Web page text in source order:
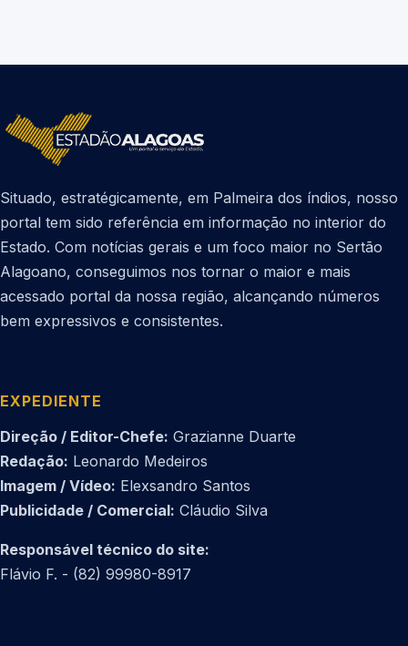
Situado, estratégicamente, em Palmeira dos índios, nosso
portal tem sido referência em informação no interior do
Estado. Com notícias gerais e um foco maior no Sertão
Alagoano, conseguimos nos tornar o maior e mais
acessado portal da nossa região, alcançando números
bem expressivos e consistentes.
EXPEDIENTE
Direção / Editor-Chefe: Grazianne Duarte
Redação: Leonardo Medeiros
Imagem / Vídeo: Elexsandro Santos
Publicidade / Comercial: Cláudio Silva
Responsável técnico do site:
Flávio F. - (82) 99980-8917